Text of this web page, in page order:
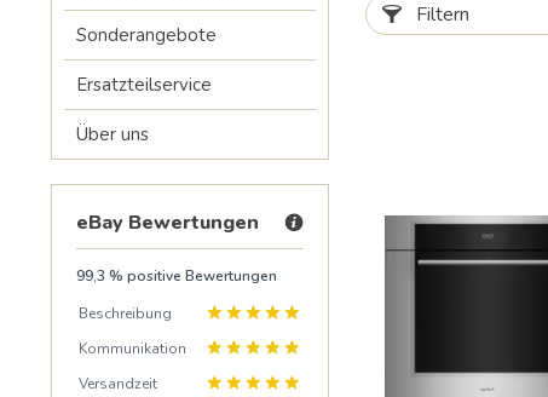
Sonderangebote
Ersatzteilservice
Über uns
eBay Bewertungen
99,3 % positive Bewertungen
Beschreibung
Kommunikation
Versandzeit
Filtern